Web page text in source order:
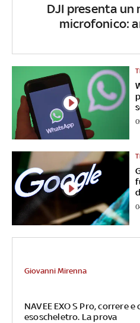
DJI presenta un
microfonico:
NAVEE EXO S Pro, correre
esoscheletro. La prova
Giovanni Mirenna